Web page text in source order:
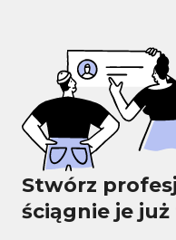
Stwórz
ściągnie je już